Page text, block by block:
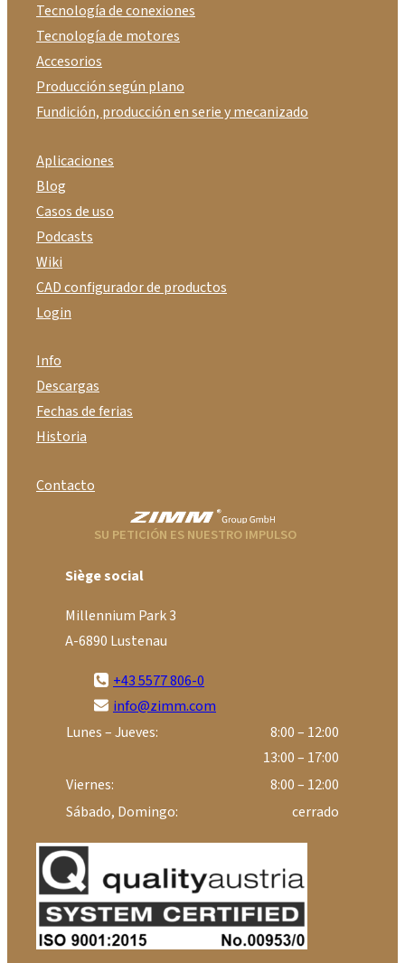
Tecnología de conexiones
Tecnología de motores
Accesorios
Producción según plano
Fundición, producción en serie y mecanizado
Aplicaciones
Blog
Casos de uso
Podcasts
Wiki
CAD configurador de productos
Login
Info
Descargas
Fechas de ferias
Historia
Contacto
SU PETICIÓN ES NUESTRO IMPULSO
Siège social
Millennium Park 3
A-6890 Lustenau
+43 5577 806-0
info@zimm.com
Lunes – Jueves:
8:00 – 12:00
13:00 – 17:00
Viernes:
8:00 – 12:00
Sábado, Domingo:
cerrado